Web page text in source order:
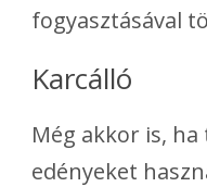
fogyasztásával
Karcálló
Még akkor is,
edényeket